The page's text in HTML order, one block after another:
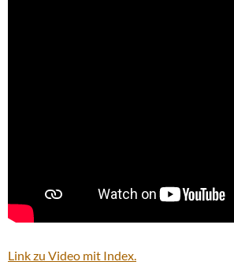
Link zu Video mit Index.